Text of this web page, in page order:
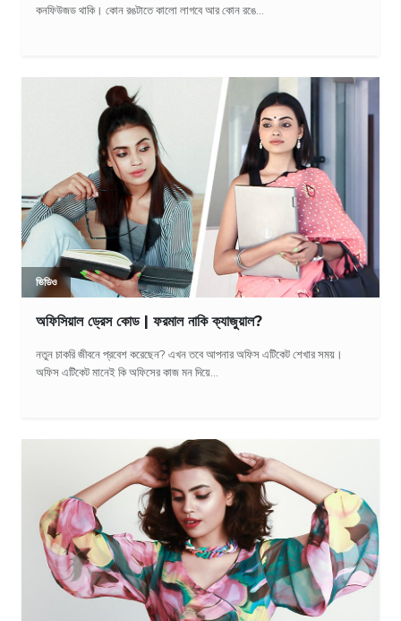
কনফিউজড থাকি। কোন রঙটাতে কালো লাগবে আর কোন রঙে...
ভিডিও
অফিসিয়াল ড্রেস কোড | ফরমাল নাকি ক্যাজুয়াল?
নতুন চাকরি জীবনে প্রবেশ করেছেন? এখন তবে আপনার অফিস এটিকেট শেখার সময়।
অফিস এটিকেট মানেই কি অফিসের কাজ মন দিয়ে...